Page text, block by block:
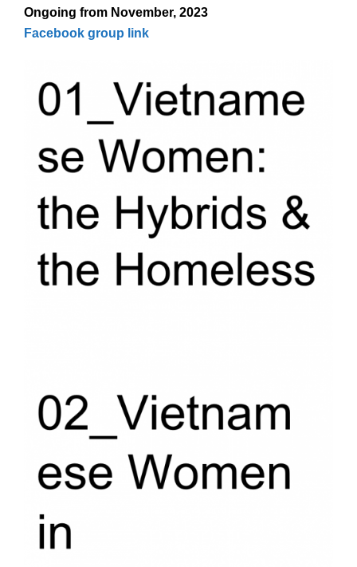
Ongoing from November, 2023
Facebook group link